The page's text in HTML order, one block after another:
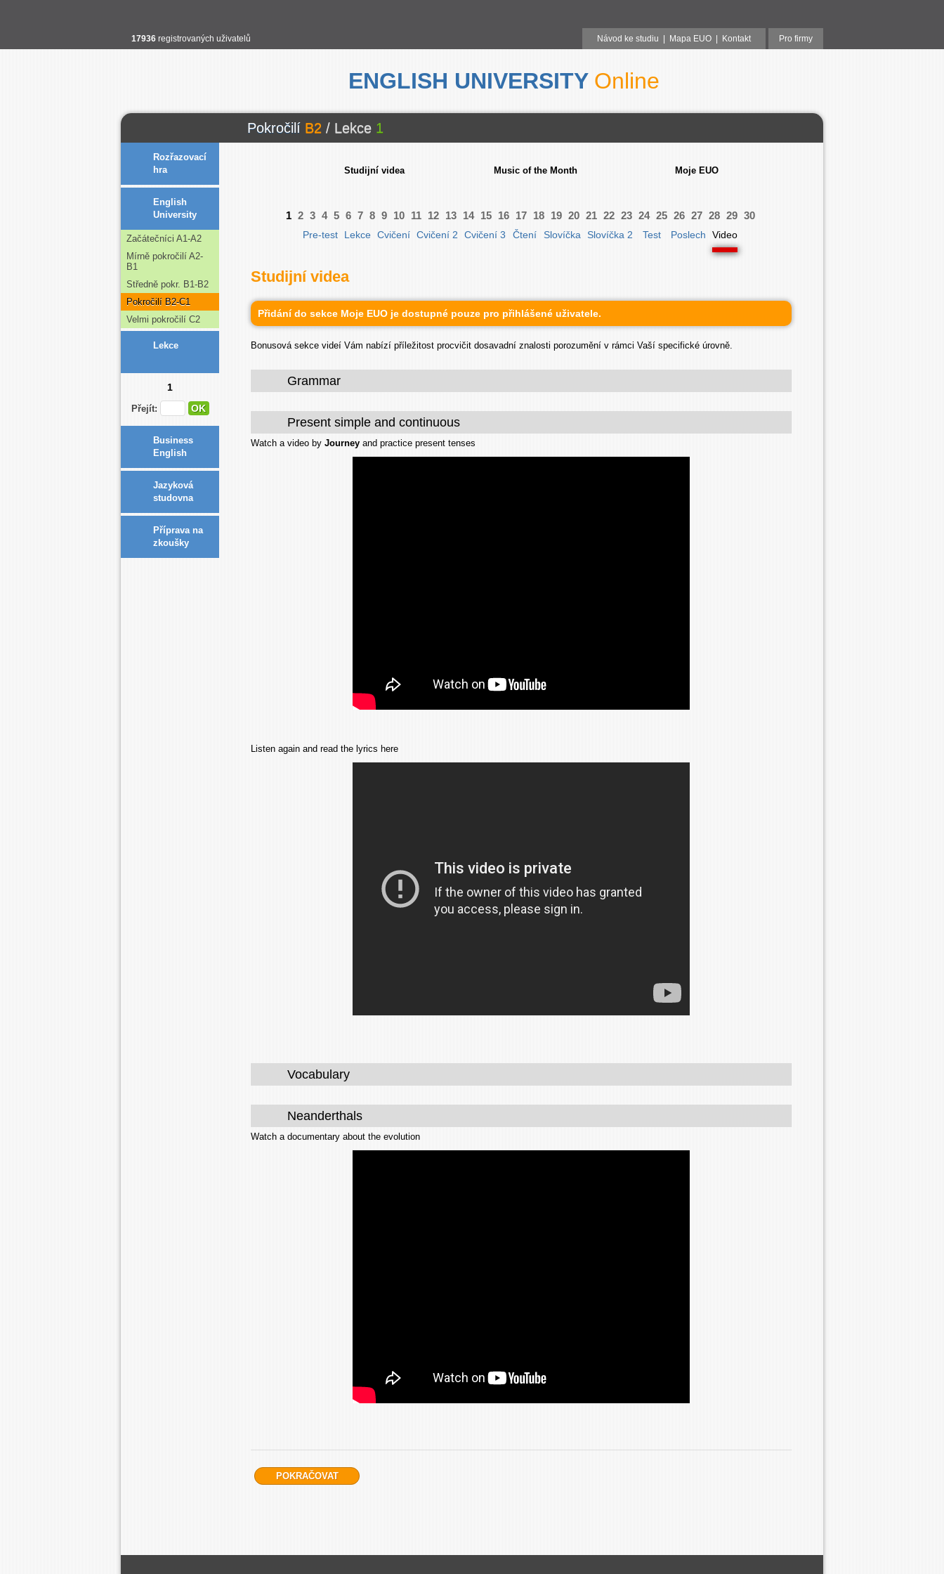
17936 registrovaných uživatelů Pro firmy
Návod ke studiu Mapa EUO Kontakt
ENGLISH UNIVERSITY Online
Pokročilí B2 / Lekce 1
Studijní videa Music of the Month Moje EUO
1 2 3 4 5 6 7 8 9 10 11 12 13 14 15 16 17 18 19 20 21 22 23 24 25 26 27 28 29 30
Pre-test Lekce Cvičení Cvičení 2 Cvičení 3 Čtení Slovíčka Slovíčka 2 Test Poslech Video
Studijní videa
Přidání do sekce Moje EUO je dostupné pouze pro přihlášené uživatele.
Bonusová sekce videí Vám nabízí příležitost procvičit dosavadní znalosti porozumění v rámci Vaší specifické úrovně.
Grammar
Present simple and continuous
Watch a video by Journey and practice present tenses
Listen again and read the lyrics here
Vocabulary
Neanderthals
Watch a documentary about the evolution
Rozřazovací
hra
English
University
Začátečníci A1-A2
Mírně pokročilí A2-
B1
Středně pokr. B1-B2
Pokročilí B2-C1
Velmi pokročilí C2
Lekce
1
Přejít:
Business
English
Jazyková
studovna
Příprava na
zkoušky